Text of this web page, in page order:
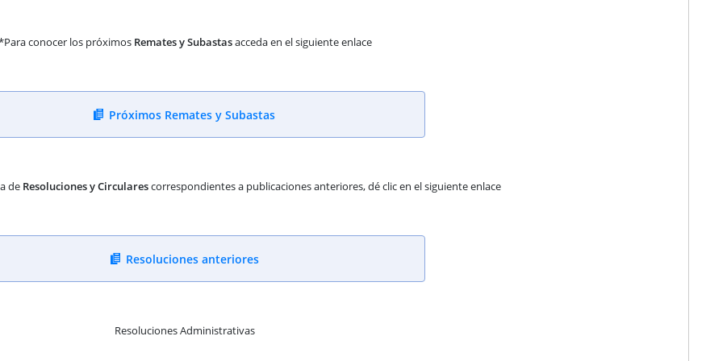
conocer los próximos Remates y Subastasacceda en el siguiente enlace
Próximos Remates y Subastas
de Resoluciones y Circularescorrespondientes a publicaciones anteriores, dé clic en el siguiente enlace
Resoluciones anteriores
Resoluciones Administrativas